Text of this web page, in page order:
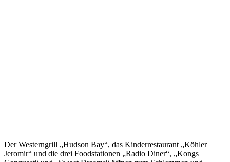
Der Westerngrill „Hudson Bay“, das Kinderrestaurant „Köhler
Jeromir“ und die drei Foodstationen „Radio Diner“, „Kongs